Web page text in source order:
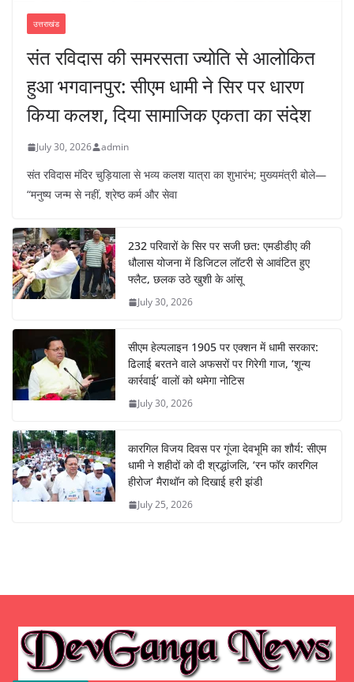
उत्तराखंड
संत रविदास की समरसता ज्योति से आलोकित
हुआ भगवानपुर: सीएम धामी ने सिर पर धारण
किया कलश, दिया सामाजिक एकता का संदेश
July 30, 2026 admin
संत रविदास मंदिर चुड़ियाला से भव्य कलश यात्रा का शुभारंभ; मुख्यमंत्री बोले—
“मनुष्य जन्म से नहीं, श्रेष्ठ कर्म और सेवा
232 परिवारों के सिर पर सजी छत: एमडीडीए की
धौलास योजना में डिजिटल लॉटरी से आवंटित हुए
फ्लैट, छलक उठे खुशी के आंसू
July 30, 2026
सीएम हेल्पलाइन 1905 पर एक्शन में धामी सरकार:
ढिलाई बरतने वाले अफसरों पर गिरेगी गाज, ‘शून्य
कार्रवाई’ वालों को थमेगा नोटिस
July 30, 2026
कारगिल विजय दिवस पर गूंजा देवभूमि का शौर्य: सीएम
धामी ने शहीदों को दी श्रद्धांजलि, ‘रन फॉर कारगिल
हीरोज’ मैराथॉन को दिखाई हरी झंडी
July 25, 2026